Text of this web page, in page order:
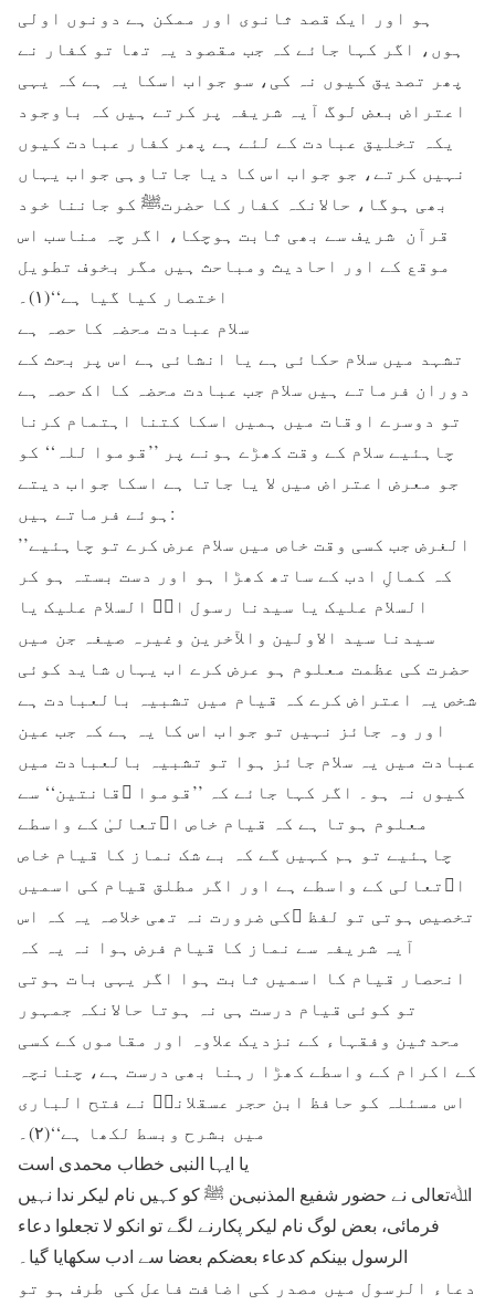
ہو اور ایک قصد ثانوی اور ممکن ہے دونوں اولی
ہوں، اگر کہا جائے کہ جب مقصود یہ تھا تو کفار نے
پھر تصدیق کیوں نہ کی، سو جواب اسکا یہ ہے کہ یہی
اعتراض بعض لوگ آیہ شریفہ پر کرتے ہیں کہ باوجود
یکہ تخلیق عبادت کے لئے ہے پھر کفار عبادت کیوں
نہیں کرتے، جو جواب اس کا دیا جاتاوہی جواب یہاں
بھی ہوگا، حالانکہ کفار کا حضرتﷺ کو جاننا خود
قرآن شریف سے بھی ثابت ہوچکا، اگر چہ مناسب اس
موقع کے اور احادیث ومباحث ہیں مگر بخوف تطویل
اختصار کیا گیا ہے‘‘(۱)۔
سلام عبادت محضہ کا حصہ ہے
تشہد میں سلام حکائی ہے یا انشائی ہے اس پر بحث کے
دوران فرماتے ہیں سلام جب عبادت محضہ کا اک حصہ ہے
تو دوسرے اوقات میں ہمیں اسکا کتنا اہتمام کرنا
چاہئیے سلام کے وقت کھڑے ہونے پر ’’قوموا للہ‘‘ کو
جو معرض اعتراض میں لا یا جاتا ہے اسکا جواب دیتے
ہوئے فرماتے ہیں:
’’الغرض جب کسی وقت خاص میں سلام عرض کرے تو چاہئیے
کہ کمالِ ادب کے ساتھ کھڑا ہو اور دست بستہ ہو کر
السلام علیک یا سیدنا رسول اﷲﷺ السلام علیک یا
سیدنا سید الاولین والآخرین وغیرہ صیغہ جن میں
حضرت کی عظمت معلوم ہو عرض کرے اب یہاں شاید کوئی
شخص یہ اعتراض کرے کہ قیام میں تشبیہ بالعبادت ہے
اور وہ جائز نہیں تو جواب اس کا یہ ہے کہ جب عین
عبادت میں یہ سلام جائز ہوا تو تشبیہ بالعبادت میں
کیوں نہ ہو۔ اگر کہا جائے کہ ’’قوموا ﷲقانتین‘‘ سے
معلوم ہوتا ہے کہ قیام خاص اﷲتعالیٰ کے واسطے
چاہئیے تو ہم کہیں گے کہ بے شک نماز کا قیام خاص
اﷲتعالی کے واسطے ہے اور اگر مطلق قیام کی اسمیں
تخصیص ہوتی تو لفظ ﷲکی ضرورت نہ تھی خلاصہ یہ کہ اس
آیہ شریفہ سے نماز کا قیام فرض ہوا نہ یہ کہ
انحصار قیام کا اسمیں ثابت ہوا اگر یہی بات ہوتی
تو کوئی قیام درست ہی نہ ہوتا حالانکہ جمہور
محدثین وفقہاء کے نزدیک علاوہ اور مقاموں کے کسی
کے اکرام کے واسطے کھڑا رہنا بھی درست ہے، چنانچہ
اس مسئلہ کو حافظ ابن حجر عسقلانیؒ نے فتح الباری
میں بشرح وبسط لکھا ہے‘‘(۲)۔
یا ایہا النبی خطاب محمدی است
اﷲتعالی نے حضور شفیع المذنبین ﷺ کو کہیں نام لیکر ندا نہیں
فرمائی، بعض لوگ نام لیکر پکارنے لگے تو انکو لا تجعلوا دعاء
الرسول بینکم کدعاء بعضکم بعضا سے ادب سکھایا گیا۔
دعاء الرسول میں مصدر کی اضافت فاعل کی طرف ہو تو